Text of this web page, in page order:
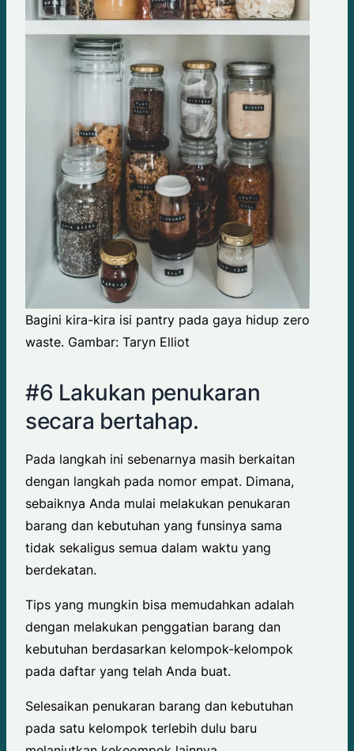
Bagini kira-kira isi pantry pada gaya hidup zero
waste. Gambar: Taryn Elliot
#6 Lakukan penukaran
secara bertahap.
Pada langkah ini sebenarnya masih berkaitan
dengan langkah pada nomor empat. Dimana,
sebaiknya Anda mulai melakukan penukaran
barang dan kebutuhan yang funsinya sama
tidak sekaligus semua dalam waktu yang
berdekatan.
Tips yang mungkin bisa memudahkan adalah
dengan melakukan penggatian barang dan
kebutuhan berdasarkan kelompok-kelompok
pada daftar yang telah Anda buat.
Selesaikan penukaran barang dan kebutuhan
pada satu kelompok terlebih dulu baru